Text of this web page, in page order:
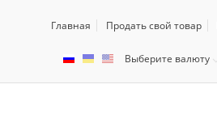
Главная Продать свой товар
Выберите валюту